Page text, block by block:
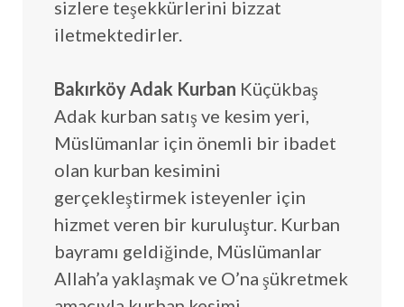
sizlere teşekkürlerini bizzat
iletmektedirler.
Bakırköy Adak Kurban Küçükbaş
Adak kurban satış ve kesim yeri,
Müslümanlar için önemli bir ibadet
olan kurban kesimini
gerçekleştirmek isteyenler için
hizmet veren bir kuruluştur. Kurban
bayramı geldiğinde, Müslümanlar
Allah’a yaklaşmak ve O’na şükretmek